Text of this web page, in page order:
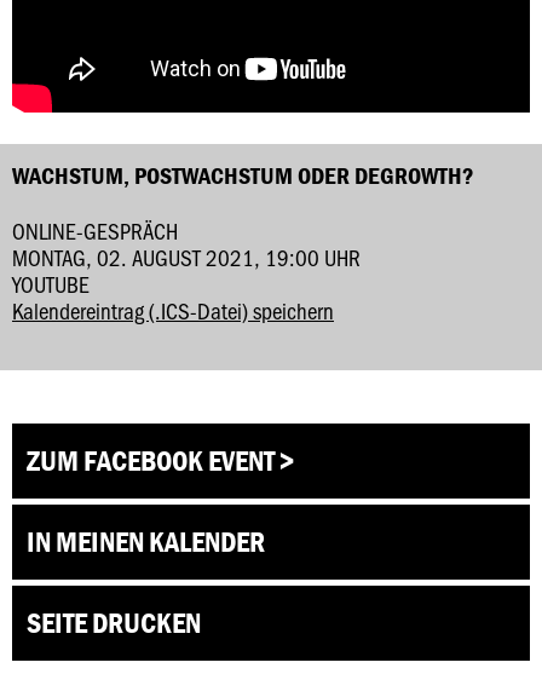
WACHSTUM, POSTWACHSTUM ODER DEGROWTH?
ONLINE-GESPRÄCH
MONTAG, 02. AUGUST 2021, 19:00 UHR
YOUTUBE
Kalendereintrag (.ICS-Datei) speichern
ZUM FACEBOOK EVENT >
IN MEINEN KALENDER
SEITE DRUCKEN